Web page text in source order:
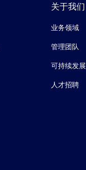
关于我们
业务领域
管理团队
可持续发展
人才招聘